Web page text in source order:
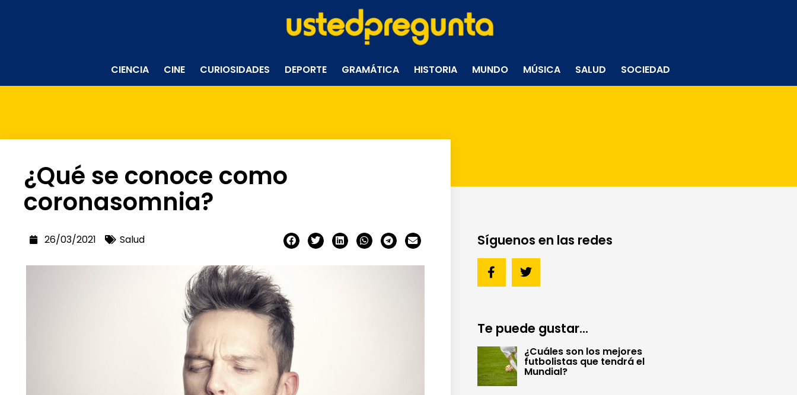
CIENCIA CINE CURIOSIDADES DEPORTE GRAMÁTICA HISTORIA MUNDO MÚSICA SALUD SOCIEDAD
¿Qué se conoce como
coronasomnia?
26/03/2021 Salud Síguenos en las redes
Te puede gustar...
¿Cuáles son los mejores
futbolistas que tendrá el
Mundial?